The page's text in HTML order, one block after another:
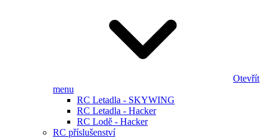
Otevřít
menu
RC Letadla - SKYWING
RC Letadla - Hacker
RC Lodě - Hacker
RC příslušenství